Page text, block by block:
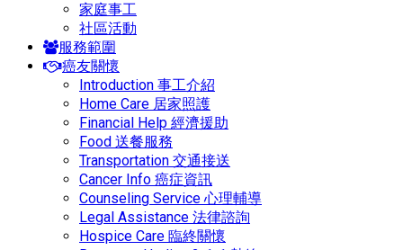
家庭事工
社區活動
服務範圍
癌友關懷
Introduction 事工介紹
Home Care 居家照護
Financial Help 經濟援助
Food 送餐服務
Transportation 交通接送
Cancer Info 癌症資訊
Counseling Service 心理輔導
Legal Assistance 法律諮詢
Hospice Care 臨終關懷